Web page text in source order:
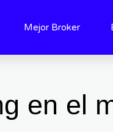
Mejor Broker
en el